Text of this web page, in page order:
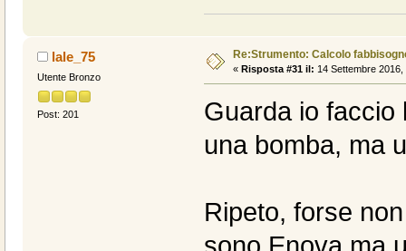
lale_75
Utente Bronzo
Post: 201
Re:Strumento: Calcolo
« Risposta #31 il: 14 Settembre 2016,
Guarda io faccio
una bomba, ma
Ripeto, forse